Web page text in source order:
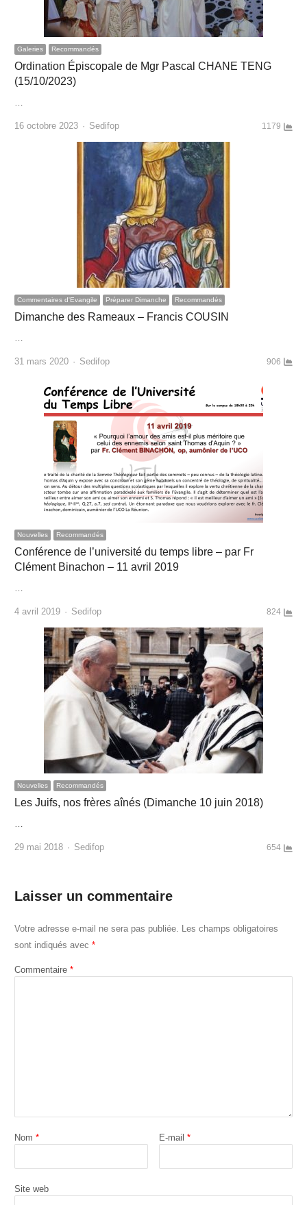
Galeries Recommandés
Ordination Épiscopale de Mgr Pascal CHANE TENG
(15/10/2023)
16 octobre 2023 Author
Sedifop 1179
Commentaires d'Evangile Préparer Dimanche Recommandés
Dimanche des Rameaux – Francis COUSIN
31 mars 2020 Author
Sedifop 906
Nouvelles Recommandés
Conférence de l’université du temps libre – par Fr
Clément Binachon – 11 avril 2019
…
4 avril 2019 Author
Sedifop 824
Nouvelles Recommandés
Les Juifs, nos frères aînés (Dimanche 10 juin 2018)
…
29 mai 2018 Author
Sedifop 654
Laisser un commentaire
Votre adresse e-mail ne sera pas publiée.
Les champs obligatoires
sont indiqués avec *
Commentaire *
Nom * E-mail*
Site web